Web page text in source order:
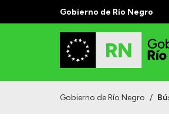
Gobierno de Río Negro
Gobierno de Río Negro /